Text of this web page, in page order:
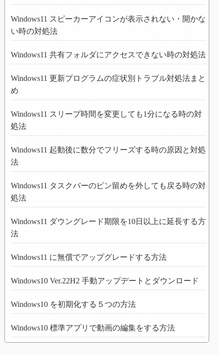
Windows11 スピーカーアイコンが表示されない・開かな
い時の対処法
Windows11 共有フォルダにアクセスできない時の対処法
Windows11 更新プログラムの症状別トラブル対処法まと
め
Windows11 スリープ時間を変更しても1分になる時の対
処法
Windows11 起動後に数分でフリーズする時の原因と対処
法
Windows11 タスクバーのピン留めを外しても戻る時の対
処法
Windows11 ダウングレード期限を10日以上に延長する方
法
Windows11 に無償でアップグレードする方法
Windows10 Ver.22H2 手動アップデートとダウンロード
Windows10 を初期化する５つの方法
Windows10 標準アプリで動画の編集をする方法